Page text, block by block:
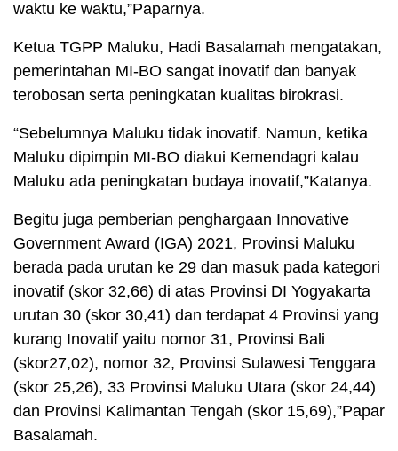
waktu ke waktu,”Paparnya.
Ketua TGPP Maluku, Hadi Basalamah mengatakan,
pemerintahan MI-BO sangat inovatif dan banyak
terobosan serta peningkatan kualitas birokrasi.
“Sebelumnya Maluku tidak inovatif. Namun, ketika
Maluku dipimpin MI-BO diakui Kemendagri kalau
Maluku ada peningkatan budaya inovatif,”Katanya.
Begitu juga pemberian penghargaan Innovative
Government Award (IGA) 2021, Provinsi Maluku
berada pada urutan ke 29 dan masuk pada kategori
inovatif (skor 32,66) di atas Provinsi DI Yogyakarta
urutan 30 (skor 30,41) dan terdapat 4 Provinsi yang
kurang Inovatif yaitu nomor 31, Provinsi Bali
(skor27,02), nomor 32, Provinsi Sulawesi Tenggara
(skor 25,26), 33 Provinsi Maluku Utara (skor 24,44)
dan Provinsi Kalimantan Tengah (skor 15,69),”Papar
Basalamah.